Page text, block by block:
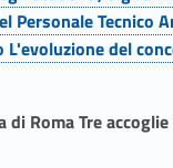
Personale Tecnico
del
Roma Tre